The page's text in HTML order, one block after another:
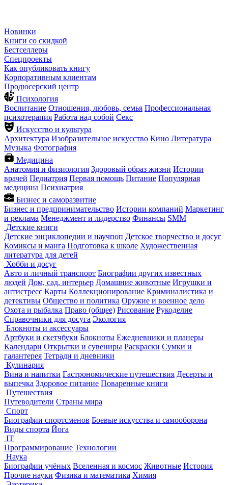
Новинки
Книги со скидкой
Бестселлеры
Спецпроекты
Как опубликовать книгу
Корпоративным клиентам
Продюсерский центр
Психология
Воспитание Отношения, любовь, семья Профессиональная
психотерапия Работа над собой Секс
Искусство и культура
Архитектура Изобразительное искусство Кино Литература
Музыка Фотография
Медицина
Анатомия и физиология Здоровый образ жизни Истории
врачей Педиатрия Первая помощь Питание Популярная
медицина Психиатрия
Бизнес и саморазвитие
Бизнес и предпринимательство Истории компаний Маркетинг
и реклама Менеджмент и лидерство Финансы SMM
Детские книги
Детские энциклопедии и научпоп Детское творчество и досуг
Комиксы и манга Подготовка к школе Художественная
литература для детей
Хобби и досуг
Авто и личный транспорт Биографии других известных
людей Дом, сад, интерьер Домашние животные Игрушки и
антистресс Карты Коллекционирование Криминалистика и
детективы Общество и политика Оружие и военное дело
Охота и рыбалка Право (общее) Рисование Рукоделие
Справочники для досуга Экология
Блокноты и аксессуары
Артбуки и скетчбуки Блокноты Ежедневники и планеры
Календари Открытки и сувениры Раскраски Сумки и
галантерея Тетради и дневники
Кулинария
Вина и напитки Гастрономические путешествия Десерты и
выпечка Здоровое питание Поваренные книги
Путешествия
Путеводители Страны мира
Спорт
Биографии спортсменов Боевые искусства и самооборона
Виды спорта Йога
IT
Программирование Технологии
Наука
Биографии учёных Вселенная и космос Животные История
Прочие науки Физика и математика Химия